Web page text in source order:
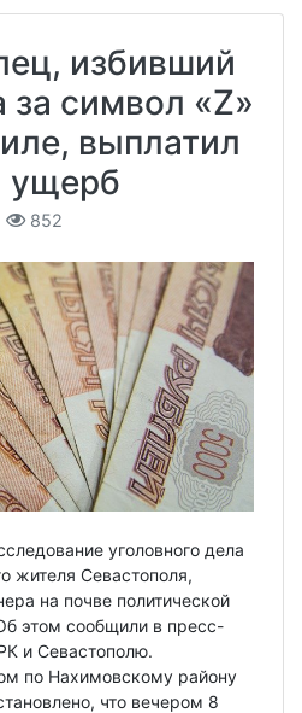
избивший
за символ «Z»
выплатил
ущерб
852
уголовного дела
жителя Севастополя,
на почве политической
этом сообщили в пресс-
и Севастополю.
по Нахимовскому району
что вечером 8